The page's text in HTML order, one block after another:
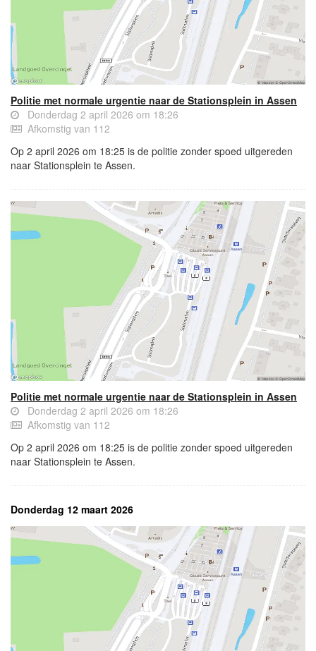
Politie met normale urgentie naar de Stationsplein in Assen
Donderdag 2 april 2026 om 18:26
Afkomstig van 112
Op 2 april 2026 om 18:25 is de politie zonder spoed uitgereden
naar Stationsplein te Assen.
Politie met normale urgentie naar de Stationsplein in Assen
Donderdag 2 april 2026 om 18:26
Afkomstig van 112
Op 2 april 2026 om 18:25 is de politie zonder spoed uitgereden
naar Stationsplein te Assen.
Donderdag 12 maart 2026